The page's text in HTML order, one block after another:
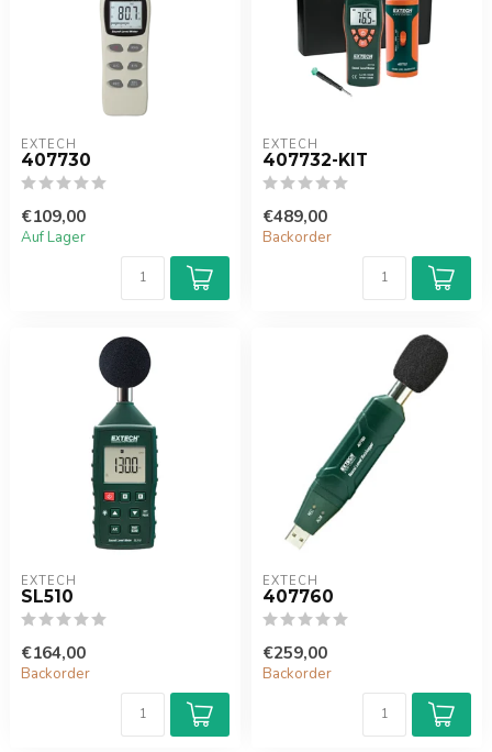
EXTECH
407730
€109,00
Auf Lager
EXTECH
407732-KIT
€489,00
Backorder
EXTECH
SL510
€164,00
Backorder
EXTECH
407760
€259,00
Backorder